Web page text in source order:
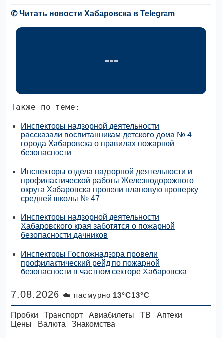
✆Читать новости Хабаровска в Telegram
Также по теме:
Инспекторы надзорной деятельности
рассказали воспитанникам детского дома № 4
города Хабаровска о правилах пожарной
безопасности
Инспекторы отдела надзорной деятельности и
профилактической работы Железнодорожного
округа Хабаровска провели плановую проверку
средней школы № 47
Инспекторы надзорной деятельности
Хабаровского края заботятся о пожарной
безопасности дачников
Инспекторы Госпожнадзора провели
профилактический рейд по пожарной
безопасности в частном секторе Хабаровска
7.08.2026 ☁️ пасмурно 13°C13°C
Пробки Транспорт Авиабилеты ТВ
Аптеки
Цены
Валюта Знакомства